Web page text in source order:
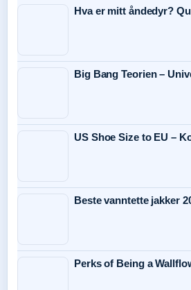
Hva er mitt åndedyr?
Big Bang Teorien –
US Shoe Size to EU –
Beste vanntette jakker
Perks of Being a